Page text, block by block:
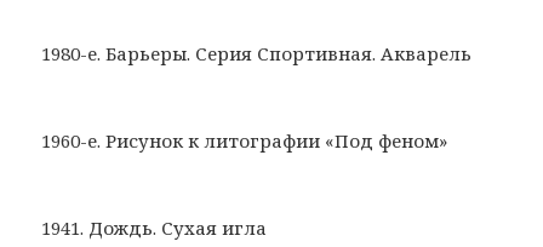
1980-е. Барьеры. Серия Спортивная. Акварель
1960-е. Рисунок к литографии «Под феном»
1941. Дождь. Сухая игла